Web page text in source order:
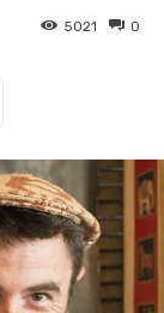
0
5021